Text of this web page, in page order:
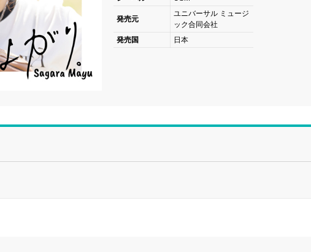
発売元
ユニバーサル ミュージ
ック合同会社
発売国
日本